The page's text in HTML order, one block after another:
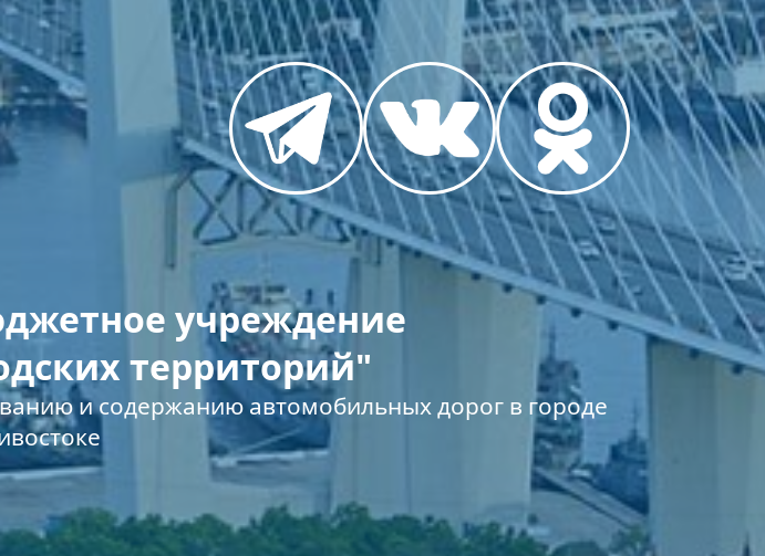
учреждение
территорий"
и содержанию автомобильных дорог в городе